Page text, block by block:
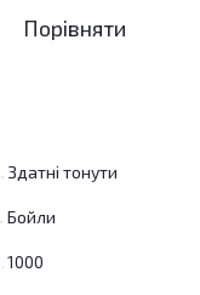
Порівняти
Здатні тонути
Бойли
1000